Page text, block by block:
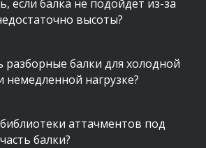
если балка не подойдёт из-за
высоты?
разборные балки для холодной
немедленной нагрузке?
аттачментов под
балки?